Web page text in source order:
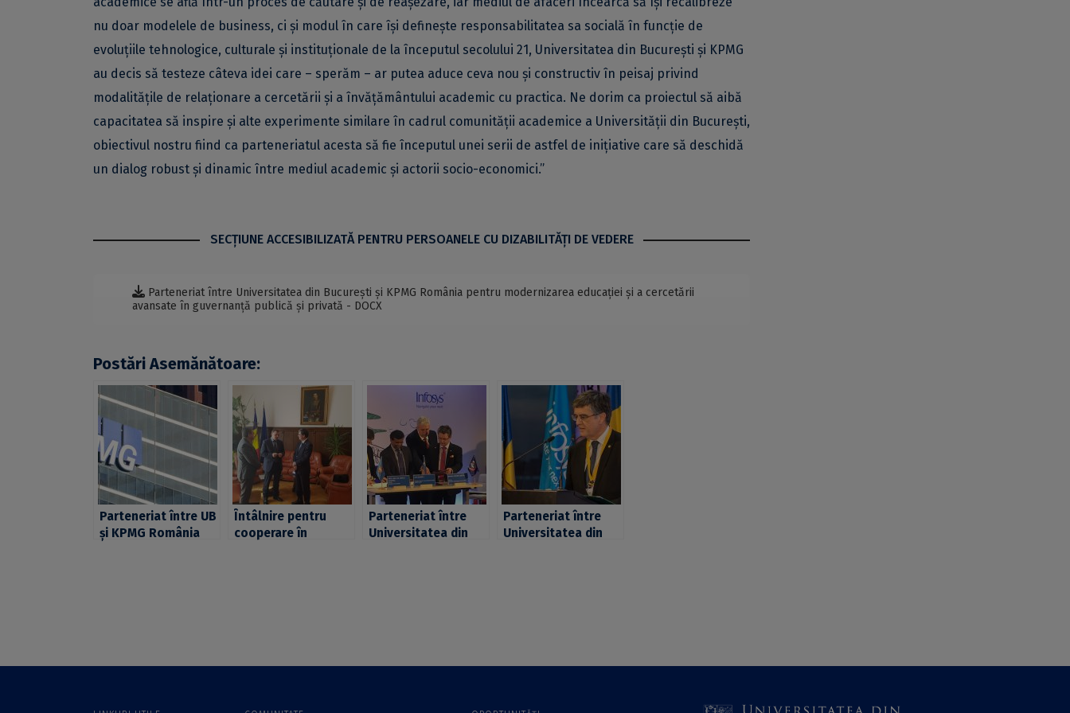
nu doar modelele de business, ci și modul în care își definește responsabilitatea sa socială în funcție de
evoluțiile tehnologice, culturale și instituționale de la începutul secolului 21, Universitatea din București și KPMG
au decis să testeze câteva idei care – sperăm – ar putea aduce ceva nou și constructiv în peisaj privind
modalitățile de relaționare a cercetării și a învățământului academic cu practica. Ne dorim ca proiectul să aibă
capacitatea să inspire și alte experimente similare în cadrul comunității academice a Universității din București,
obiectivul nostru fiind ca parteneriatul acesta să fie începutul unei serii de astfel de inițiative care să deschidă
un dialog robust și dinamic între mediul academic și actorii socio-economici.”
SECŢIUNE ACCESIBILIZATĂ PENTRU PERSOANELE CU DIZABILITĂŢI DE VEDERE
Parteneriat între Universitatea din București și KPMG România pentru modernizarea educației și a cercetării
avansate în guvernanță publică și privată - DOCX
Postări Asemănătoare:
Parteneriat între UB
și KPMG România
Întâlnire pentru
cooperare în
Parteneriat între
Universitatea din
Parteneriat între
Universitatea din